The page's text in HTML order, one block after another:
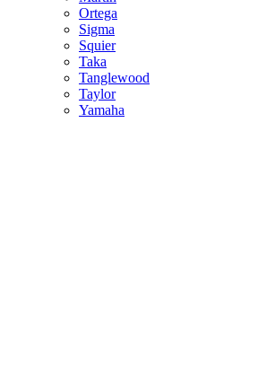
Ortega
Sigma
Squier
Taka
Tanglewood
Taylor
Yamaha